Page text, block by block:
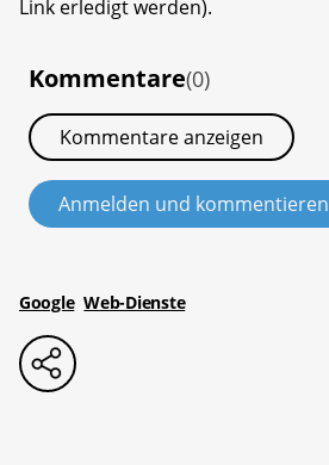
Link erledigt werden).
Kommentare(0)
Kommentare anzeigen
Anmelden und kommentieren
Google Web-Dienste